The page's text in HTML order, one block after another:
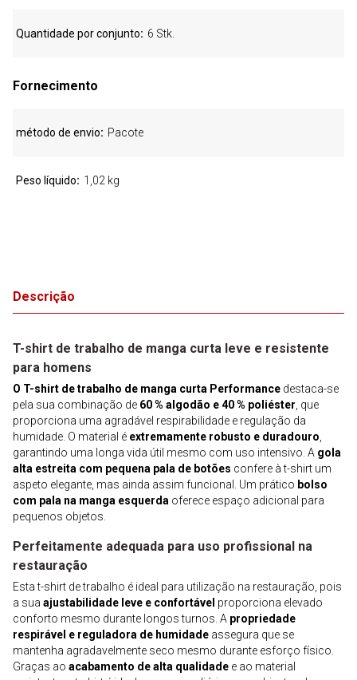
Descrição
T-shirt de trabalho de manga curta leve e resistente
para homens
O T-shirt de trabalho de manga curta Performance destaca-se
pela sua combinação de 60 % algodão e 40 % poliéster , que
proporciona uma agradável respirabilidade e regulação da
humidade. O material é extremamente robusto e duradouro
garantindo uma longa vida útil mesmo com uso intensivo. A gola
alta estreita com pequena pala de botões confere à t-shirt um
aspeto elegante, mas ainda assim funcional. Um prático bolso
com pala na manga esquerda oferece espaço adicional para
pequenos objetos.
Perfeitamente adequada para uso profissional na
restauração
Esta t-shirt de trabalho é ideal para utilização na restauração, pois
a sua ajustabilidade leve e confortável proporciona elevado
conforto mesmo durante longos turnos. A propriedade
respirável e reguladora de humidade assegura que se
mantenha agradavelmente seco mesmo durante esforço físico.
Graças ao acabamento de alta qualidade e ao material
Quantidade por conjunto 6 Stk.
Fornecimento
método de envio Pacote
Peso líquido 1,02 kg